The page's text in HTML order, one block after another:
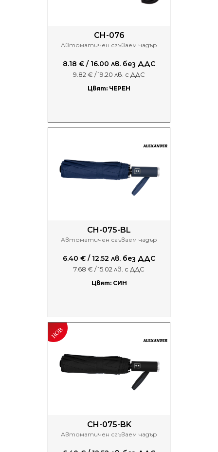
CH-076
Автоматичен сгъваем чадър
8.18 € / 16.00 лв. без ДДС
9.82 € / 19.20 лв. с ДДС
Цвят: ЧЕРЕН
CH-075-BL
Автоматичен сгъваем чадър
6.40 € / 12.52 лв. без ДДС
7.68 € / 15.02 лв. с ДДС
Цвят: СИН
CH-075-BK
Автоматичен сгъваем чадър